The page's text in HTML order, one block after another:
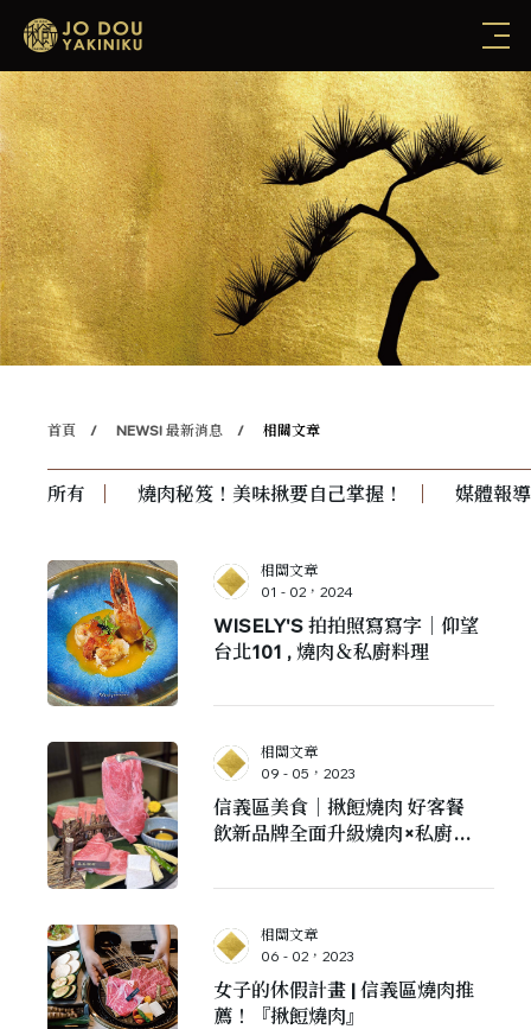
首頁 NEWS! 最新消息 相關文章
所有 燒肉秘笈！美味揪要自己掌握！ 媒體報導
相關文章
01 - 02，2024
WISELY'S 拍拍照寫寫字｜仰望
台北101 , 燒肉＆私廚料理
相關文章
09 - 05，2023
信義區美食｜揪餖燒肉 好客餐
飲新品牌全面升級燒肉×私廚日
相關文章
06 - 02，2023
女子的休假計畫 | 信義區燒肉推
薦！『揪餖燒肉』